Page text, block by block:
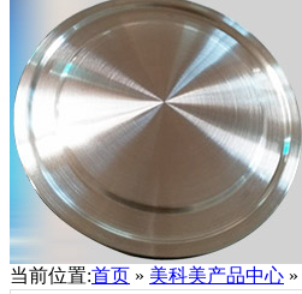
当前位置:首页 » 美科美产品中心 »